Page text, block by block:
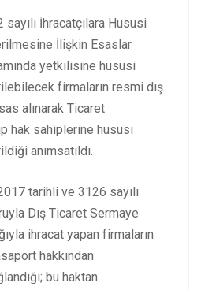
İhracatçılara Hususi
İlişkin Esaslar
yetkilisine hususi
firmaların resmi dış
alınarak Ticaret
hak sahiplerine hususi
anımsatıldı.
tarihli ve 3126 sayılı
Dış Ticaret Sermaye
ihracat yapan firmaların
hakkından
bu haktan